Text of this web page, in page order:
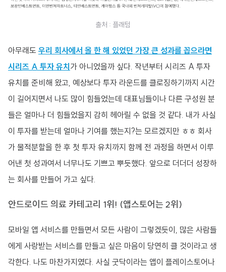
출처 : 플래텀
아무래도 우리 회사에서 올 한 해 있었던 가장 큰 성과를 꼽으라면
시리즈 A 투자 유치가 아니었을까 싶다. 작년부터 시리즈 A 투자
유치를 준비해 왔고, 예상보다 투자 라운드를 클로징하기까지 시간
이 길어지면서 나도 많이 힘들었는데 대표님들이나 다른 구성원 분
들은 얼마나 더 힘들었을지 감히 헤아릴 수 없을 것 같다. 내가 사실
이 투자를 받는데 얼마나 기여를 했는지?는 모르겠지만 ㅎㅎ 회사
가 물적분할을 한 후 첫 투자 유치까지 함께 전 과정을 하면서 이루
어낸 첫 성과여서 너무나도 기쁘고 뿌듯했다. 앞으로 더더더 성장하
는 회사를 만들어 가고 싶다.
안드로이드 의료 카테고리 1위! (앱스토어는 2위)
모바일 앱 서비스를 만들면서 모든 사람이 그렇겠듯이, 많은 사람들
에게 사랑받는 서비스를 만들고 싶은 마음이 당연히 클 것이라고 생
각한다. 나도 마찬가지였다. 사실 굿닥이라는 앱이 플레이스토어나